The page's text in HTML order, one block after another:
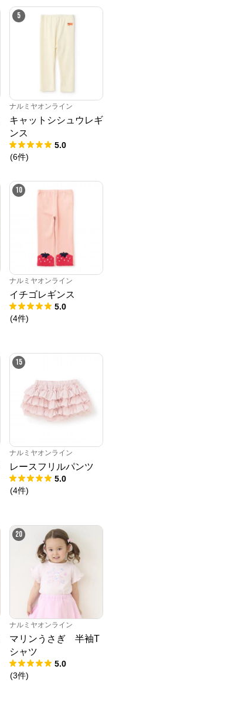
5
ナルミヤオンライン
キャットシシュウレギ
ンス
5.0
(6件)
10
ナルミヤオンライン
イチゴレギンス
5.0
(4件)
15
ナルミヤオンライン
レースフリルパンツ
5.0
(4件)
20
ナルミヤオンライン
マリンうさぎ 半袖T
シャツ
5.0
(3件)